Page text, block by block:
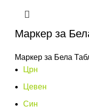
Маркер за
Маркер за Бела
Црн
Цевен
Син